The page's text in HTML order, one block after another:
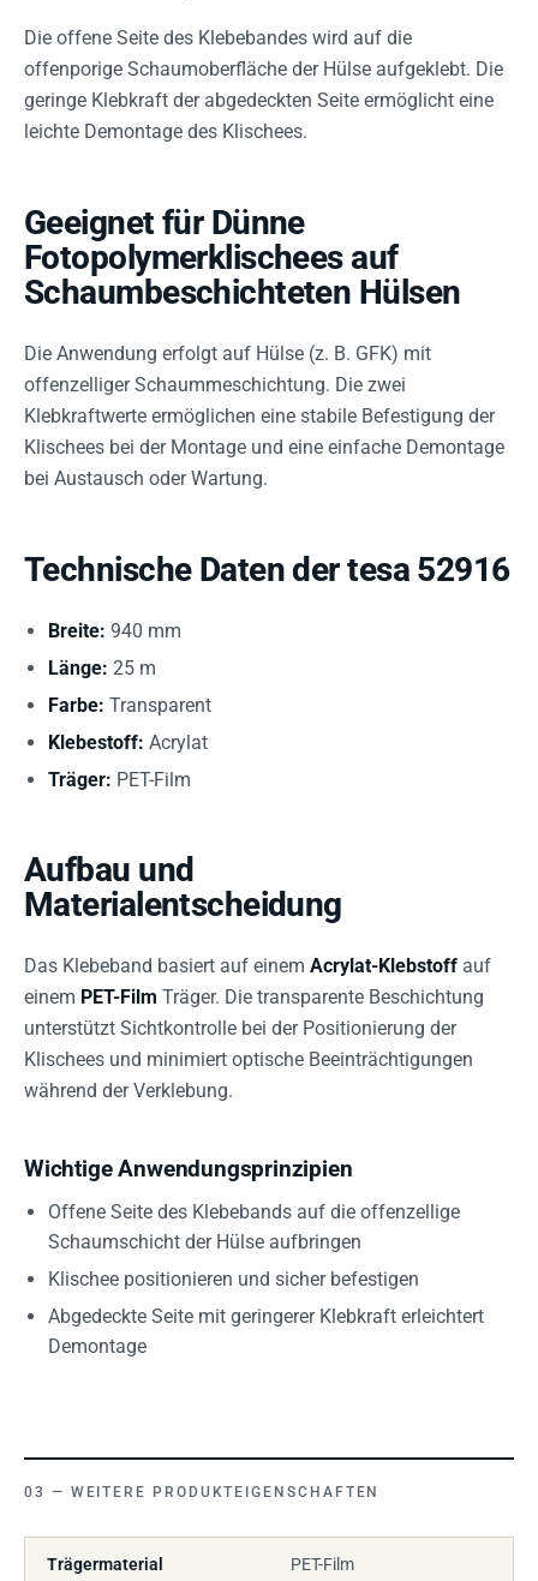
Die offene Seite des Klebebandes wird auf die
offenporige Schaumoberfläche der Hülse aufgeklebt. Die
geringe Klebkraft der abgedeckten Seite ermöglicht eine
leichte Demontage des Klischees.
Geeignet für Dünne
Fotopolymerklischees auf
Schaumbeschichteten Hülsen
Die Anwendung erfolgt auf Hülse (z. B. GFK) mit
offenzelliger Schaummeschichtung. Die zwei
Klebkraftwerte ermöglichen eine stabile Befestigung der
Klischees bei der Montage und eine einfache Demontage
bei Austausch oder Wartung.
Technische Daten der tesa 52916
Breite: 940 mm
Länge: 25 m
Farbe: Transparent
Klebestoff: Acrylat
Träger: PET-Film
Aufbau und
Materialentscheidung
Das Klebeband basiert auf einem Acrylat-Klebstoff auf
einem PET-Film Träger. Die transparente Beschichtung
unterstützt Sichtkontrolle bei der Positionierung der
Klischees und minimiert optische Beeinträchtigungen
während der Verklebung.
Wichtige Anwendungsprinzipien
Offene Seite des Klebebands auf die offenzellige
Schaumschicht der Hülse aufbringen
Klischee positionieren und sicher befestigen
Abgedeckte Seite mit geringerer Klebkraft erleichtert
Demontage
WEITERE PRODUKTEIGENSCHAFTEN
Trägermaterial PET-Film